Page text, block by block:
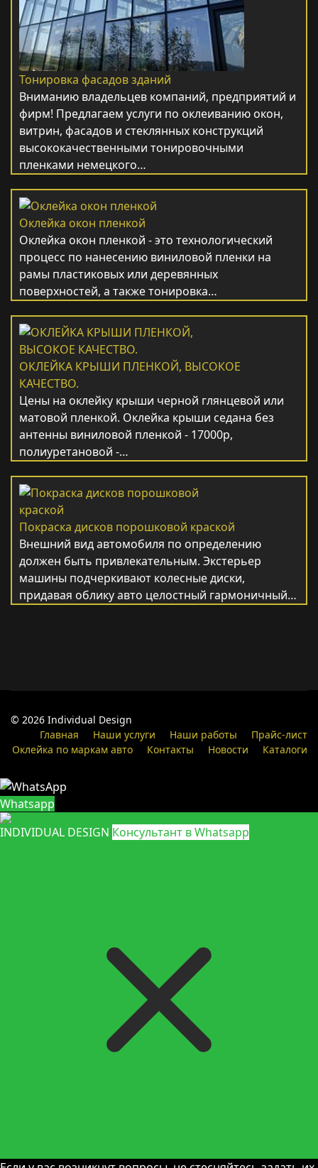
Тонировка фасадов зданий
Вниманию владельцев компаний, предприятий и
фирм! Предлагаем услуги по оклеиванию окон,
витрин, фасадов и стеклянных конструкций
высококачественными тонировочными
пленками немецкого…
Оклейка окон пленкой
Оклейка окон пленкой - это технологический
процесс по нанесению виниловой пленки на
рамы пластиковых или деревянных
поверхностей, а также тонировка…
ОКЛЕЙКА КРЫШИ ПЛЕНКОЙ, ВЫСОКОЕ
КАЧЕСТВО.
Цены на оклейку крыши черной глянцевой или
матовой пленкой. Оклейка крыши седана без
антенны виниловой пленкой - 17000р,
полиуретановой -…
Покраска дисков порошковой краской
Внешний вид автомобиля по определению
должен быть привлекательным. Экстерьер
машины подчеркивают колесные диски,
придавая облику авто целостный гармоничный…
© 2026 Individual Design
Главная
Наши услуги Наши работы
Прайс-лист
Оклейка по маркам авто
Контакты Новости Каталоги
Whatsapp
INDIVIDUAL DESIGN Консультант в Whatsapp